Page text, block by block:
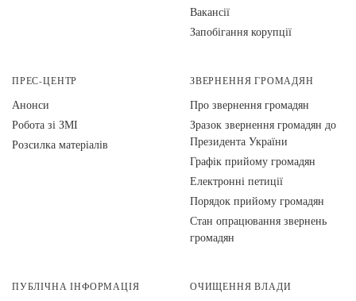
Вакансії
Запобігання корупції
ПРЕС-ЦЕНТР
Анонси
Робота зі ЗМІ
Розсилка матеріалів
ЗВЕРНЕННЯ ГРОМАДЯН
Про звернення громадян
Зразок звернення громадян до
Президента України
Графік прийому громадян
Електронні петиції
Порядок прийому громадян
Стан опрацювання звернень
громадян
ПУБЛІЧНА ІНФОРМАЦІЯ ОЧИЩЕННЯ ВЛАДИ